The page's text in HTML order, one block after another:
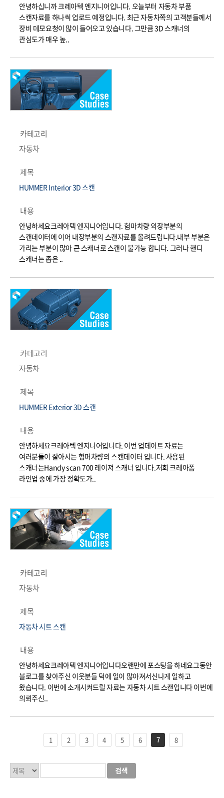
안녕하십니까 크레아텍 엔지니어입니다. 오늘부터 자동차 부품
스캔자료를 하나씩 업로드 예정입니다. 최근 자동차쪽의 고객분들께서
장비 데모요청이 많이 들어오고 있습니다. 그만큼 3D 스캐너의
관심도가 매우 높..
카테고리
자동차
제목
HUMMER Interior 3D 스캔
내용
안녕하세요크레아텍 엔지니어입니다. 험마차량 외장부분의
스캔데이터에 이어 내장부분의 스캔자료를 올려드립니다.내부 부분은
가리는 부분이 많아 큰 스캐너로 스캔이 불가능 합니다. 그러나 핸디
스캐너는 좁은 ..
카테고리
자동차
제목
HUMMER Exterior 3D 스캔
내용
안녕하세요크레아텍 엔지니어입니다. 이번 업데이트 자료는
여러분들이 잘아시는 험머차량의 스캔데이터 입니다. 사용된
스캐너는Handy scan 700 레이져 스캐너 입니다.저희 크레아폼
라인업 중에 가장 정확도가..
카테고리
자동차
제목
자동차 시트 스캔
내용
안녕하세요크레아텍 엔지니어입니다오랜만에 포스팅을 하네요그동안
블로그를 찾아주신 이웃분들 덕에 일이 많아져서신나게 일하고
왔습니다. 이번에 소개시켜드릴 자료는 자동차 시트 스캔입니다 이번에
의뢰주신..
1 2 3 4 5 6 7 8